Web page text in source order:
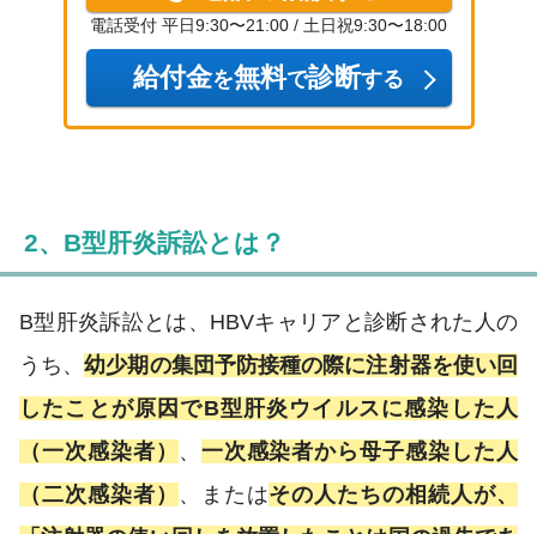
電話受付 平日9:30〜21:00 / 土日祝9:30〜18:00
給付金を無料で診断する
2、B型肝炎訴訟とは？
B型肝炎訴訟とは、HBVキャリアと診断された人の
うち、幼少期の集団予防接種の際に注射器を使い回
したことが原因でB型肝炎ウイルスに感染した人
（一次感染者）
、 一次感染者から母子感染した人
（二次感染者）
、またはその人たちの相続人が、